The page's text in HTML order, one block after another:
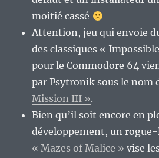
moitié cassé
Attention, jeu qui envoie
des classiques «
pour le Commodore 64
par Psytronik sous le nom
Mission III ».
Bien qu’il soit encore en
développement, un
« Mazes of Malice » vise